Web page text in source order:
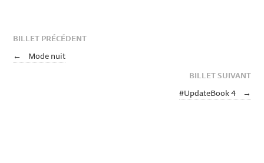
BILLET PRÉCÉDENT
← Mode nuit
BILLET SUIVANT
#UpdateBook 4 →